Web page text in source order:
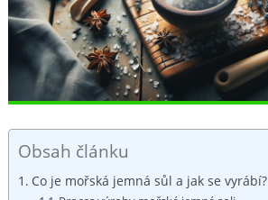
Obsah článku
Co je mořská jemná sůl a jak se vyrábí?